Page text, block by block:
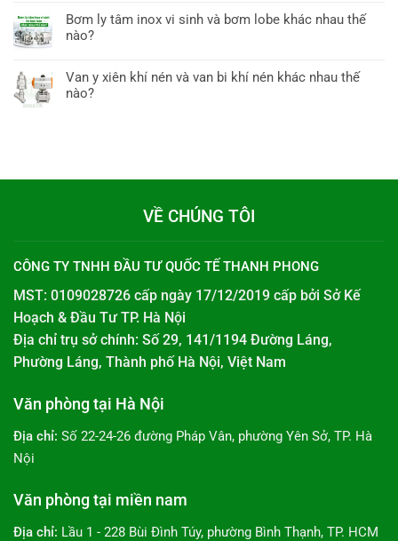
Bơm ly tâm inox vi sinh và bơm lobe khác nhau thế
nào?
Van y xiên khí nén và van bi khí nén khác nhau thế
nào?
VỀ CHÚNG TÔI
CÔNG TY TNHH ĐẦU TƯ QUỐC TẾ THANH PHONG
MST: 0109028726 cấp ngày 17/12/2019 cấp bởi Sở Kế
Hoạch & Đầu Tư TP. Hà Nội
Địa chỉ trụ sở chính: Số 29, 141/1194 Đường Láng,
Phường Láng, Thành phố Hà Nội, Việt Nam
Văn phòng tại Hà Nội
Địa chỉ: Số 22-24-26 đường Pháp Vân, phường Yên Sở, TP. Hà
Nội
Văn phòng tại miền nam
Địa chỉ: Lầu 1 - 228 Bùi Đình Túy, phường Bình Thạnh, TP. HCM